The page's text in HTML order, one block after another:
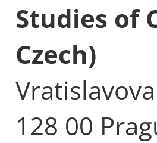
Studies of
Czech)
128 00